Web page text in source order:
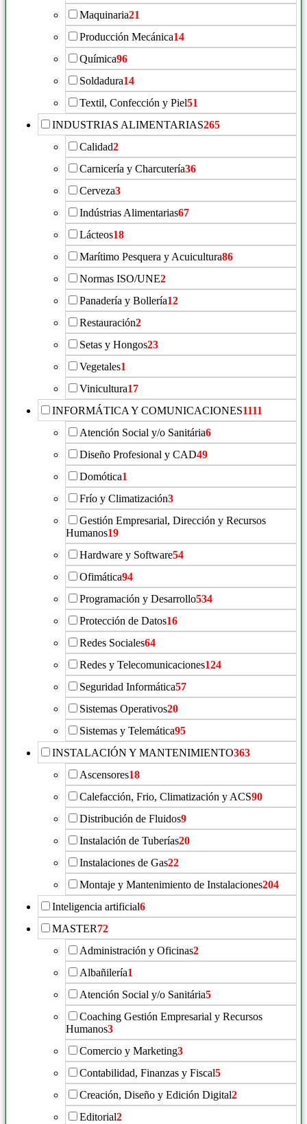
Maquinaria21
Producción Mecánica14
Química96
Soldadura14
Textil, Confección y Piel51
INDUSTRIAS ALIMENTARIAS265
Calidad2
Carnicería y Charcutería36
Cerveza3
Indústrias Alimentarias67
Lácteos18
Marítimo Pesquera y Acuicultura86
Normas ISO/UNE2
Panadería y Bollería12
Restauración2
Setas y Hongos23
Vegetales1
Vinicultura17
INFORMÁTICA Y COMUNICACIONES1111
Atención Social y/o Sanitária6
Diseño Profesional y CAD49
Domótica1
Frío y Climatización3
Gestión Empresarial, Dirección y Recursos
Humanos19
Hardware y Software54
Ofimática94
Programación y Desarrollo534
Protección de Datos16
Redes Sociales64
Redes y Telecomunicaciones124
Seguridad Informática57
Sistemas Operativos20
Sistemas y Telemática95
INSTALACIÓN Y MANTENIMIENTO363
Ascensores18
Calefacción, Frio, Climatización y ACS90
Distribución de Fluidos9
Instalación de Tuberías20
Instalaciones de Gas22
Montaje y Mantenimiento de Instalaciones204
Inteligencia artificial6
MASTER72
Administración y Oficinas2
Albañilería1
Atención Social y/o Sanitária5
Coaching Gestión Empresarial y Recursos
Humanos3
Comercio y Marketing3
Contabilidad, Finanzas y Fiscal5
Creación, Diseño y Edición Digital2
Editorial2